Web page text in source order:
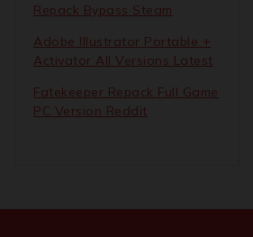
Repack Bypass Steam
Adobe Illustrator Portable +
Activator All Versions Latest
Fatekeeper Repack Full Game
PC Version Reddit